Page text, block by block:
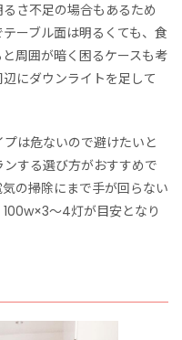
さ不足の場合もあるため
ーブル面は明るくても、食
周囲が暗く困るケースも考
にダウンライトを足して
は危ないので避けたいと
する選び方がおすすめで
の掃除にまで手が回らない
～4灯が目安となり